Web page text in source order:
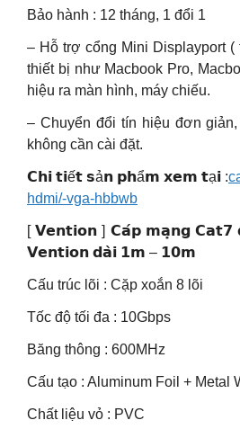
Bảo hành : 12 tháng, 1 đổi 1
– Hỗ trợ cổng Mini Displayport (
thiết bị như Macbook Pro,
hiệu ra màn hình, máy chiếu.
– Chuyển đổi tín hiệu đơn
không cần cài đặt.
𝗖𝗵𝗶 𝘁𝗶ế𝘁 𝘀ả𝗻 𝗽𝗵ẩ𝗺 𝘅𝗲𝗺 𝘁ạ𝗶 :
hdmi/-vga-hbbwb
[ 𝗩𝗲𝗻𝘁𝗶𝗼𝗻 ] 𝗖𝗮́𝗽 𝗺𝗮̣𝗻𝗴 𝗖𝗮𝘁𝟳
𝗩𝗲𝗻𝘁𝗶𝗼𝗻 𝗱𝗮̀𝗶 𝟭𝗺 – 𝟭𝟬𝗺
Cấu trúc lõi : Cặp xoắn 8 lõi
Tốc độ tối đa : 10Gbps
Băng thông : 600MHz
Cấu tạo : Aluminum Foil + Metal
Chất liệu vỏ : PVC